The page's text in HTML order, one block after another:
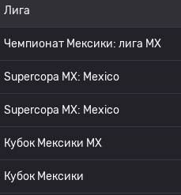
Лига
Чемпионат Мексики: лига МХ
Supercopa MX: Mexico
Supercopa MX: Mexico
Кубок Мексики MX
Кубок Мексики